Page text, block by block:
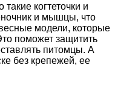
когтеточки и
и мышцы, что
модели, которые
поможет защитить
питомцы. А
без крепежей, ее